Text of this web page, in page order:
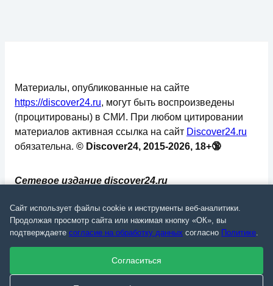
Сетевое издание discover24.ru
надзору в сфере связи, информационных
технологий и массовых коммуникаций
(Роскомнадзор). Регистрационный номер: ЭЛ №
Материалы, опубликованные на сайте
https://discover24.ru, могут быть воспроизведены
(процитированы) в СМИ. При любом цитировании
материалов активная ссылка на сайт Discover24.ru
обязательна. © Discover24, 2015-2026, 18+🔞
Сайт использует файлы cookie и инструменты веб-аналитики.
Продолжая просмотр сайта или нажимая кнопку «ОК», вы
подтверждаете согласие на обработку данных согласно Политике.
Согласиться